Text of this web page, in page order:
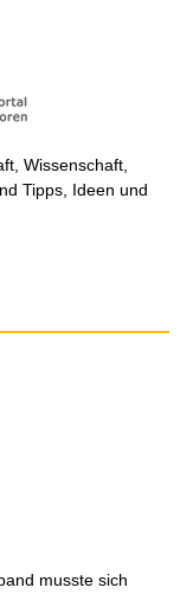
Wissenschaft,
Tipps, Ideen und
musste sich